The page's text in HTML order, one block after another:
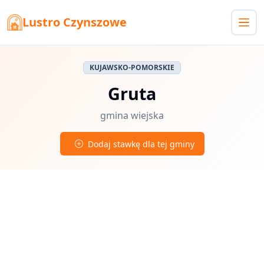
Lustro Czynszowe
KUJAWSKO-POMORSKIE
Gruta
gmina wiejska
Dodaj stawkę dla tej gminy